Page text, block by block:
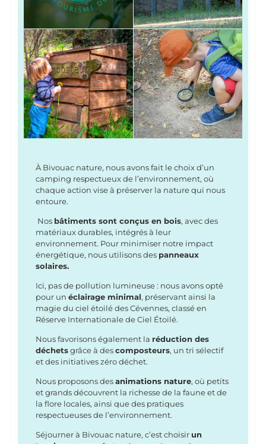
À Bivouac nature, nous avons fait le choix d’un
camping respectueux de l’environnement, où
chaque action vise à préserver la nature qui nous
entoure.
Nos bâtiments sont conçus en bois, avec des
matériaux durables, intégrés à leur
environnement. Pour minimiser notre impact
énergétique, nous utilisons des panneaux
solaires.
Ici, pas de pollution lumineuse : nous avons opté
pour un éclairage minimal, préservant ainsi la
magie du ciel étoilé des Cévennes, classé en
Réserve Internationale de Ciel Étoilé.
Nous favorisons également la réduction des
déchetsgrâce à descomposteurs, un tri sélectif
et des initiatives zéro déchet.
Nous proposons desanimations nature, où petits
et grands découvrent la richesse de la faune et de
la flore locales, ainsi que des pratiques
respectueuses de l’environnement.
Séjourner à Bivouac nature, c’est choisir un